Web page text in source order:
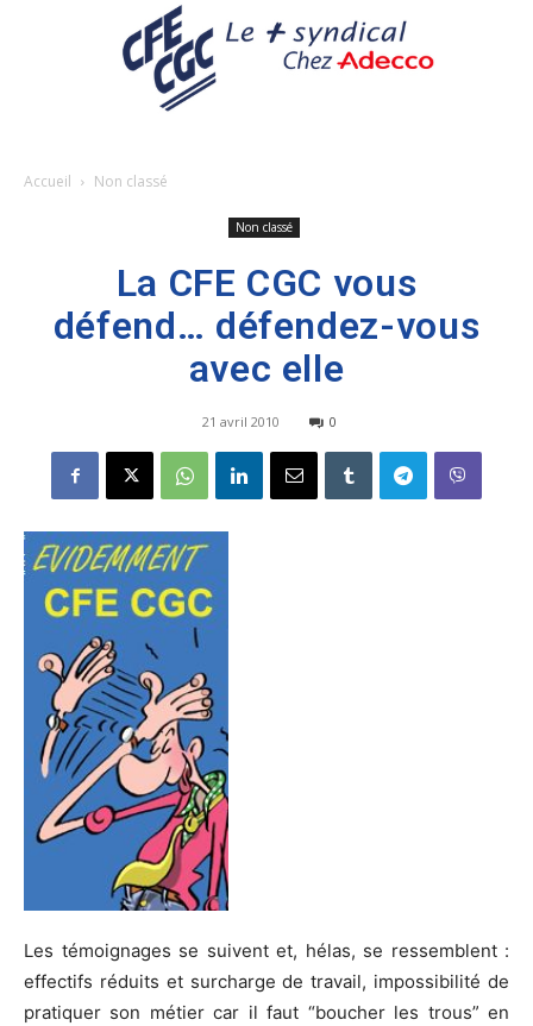
Accueil Non classé
Non classé
La CFE CGC vous
défend… défendez-vous
avec elle
21 avril 2010 0
Les témoignages se suivent et, hélas, se ressemblent :
effectifs réduits et surcharge de travail, impossibilité de
pratiquer son métier car il faut “boucher les trous” en